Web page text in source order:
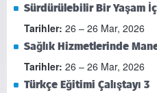
Sürdürülebilir Bir Yaşam
Tarihler: 26 – 26 Mar, 2026
Sağlık Hizmetlerinde
Tarihler: 26 – 26 Mar, 2026
Türkçe Eğitimi Çalıştayı 3